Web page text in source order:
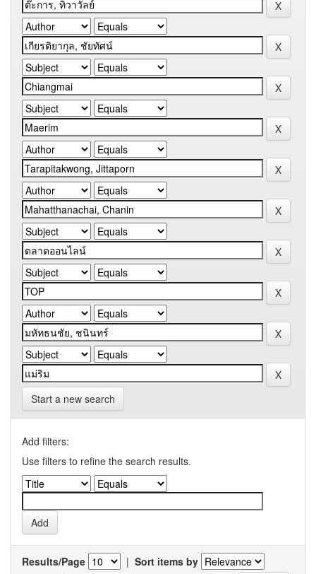
Start a new search
Add filters:
Use filters to refine the search results.
Results/Page | Sort items by